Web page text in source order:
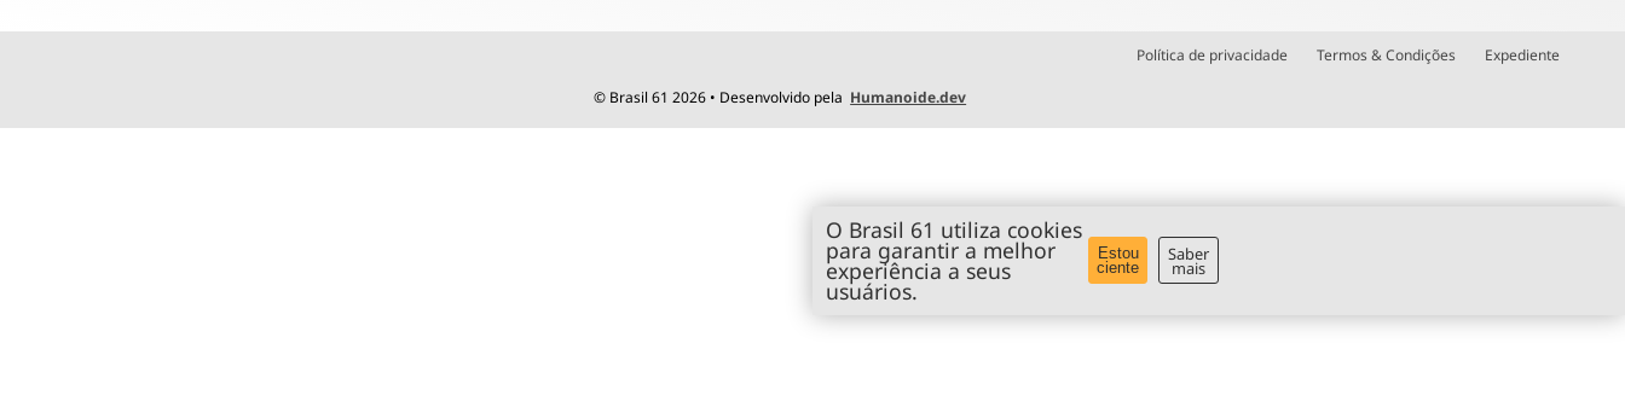
Política de privacidade Termos & Condições Expediente
© Brasil 61 2026 • Desenvolvido pela Humanoide.dev
O Brasil 61 utiliza cookies
para garantir a melhor
experiência a seus
usuários.
Estou
ciente
Saber
mais